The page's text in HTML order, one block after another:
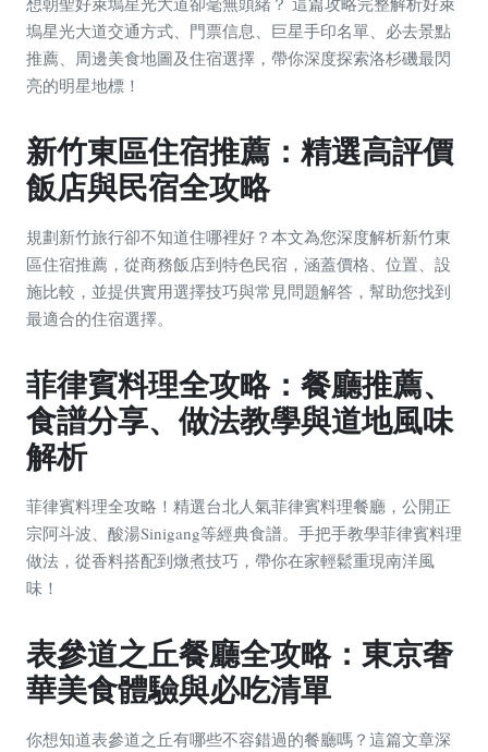
塢星光大道交通方式、門票信息、巨星手印名單、必去景點
推薦、周邊美食地圖及住宿選擇，帶你深度探索洛杉磯最閃
亮的明星地標！
新竹東區住宿推薦：精選高評價
飯店與民宿全攻略
規劃新竹旅行卻不知道住哪裡好？本文為您深度解析新竹東
區住宿推薦，從商務飯店到特色民宿，涵蓋價格、位置、設
施比較，並提供實用選擇技巧與常見問題解答，幫助您找到
最適合的住宿選擇。
菲律賓料理全攻略：餐廳推薦、
食譜分享、做法教學與道地風味
解析
菲律賓料理全攻略！精選台北人氣菲律賓料理餐廳，公開正
宗阿斗波、酸湯Sinigang等經典食譜。手把手教學菲律賓料理
做法，從香料搭配到燉煮技巧，帶你在家輕鬆重現南洋風
味！
表參道之丘餐廳全攻略：東京奢
華美食體驗與必吃清單
你想知道表參道之丘有哪些不容錯過的餐廳嗎？這篇文章深